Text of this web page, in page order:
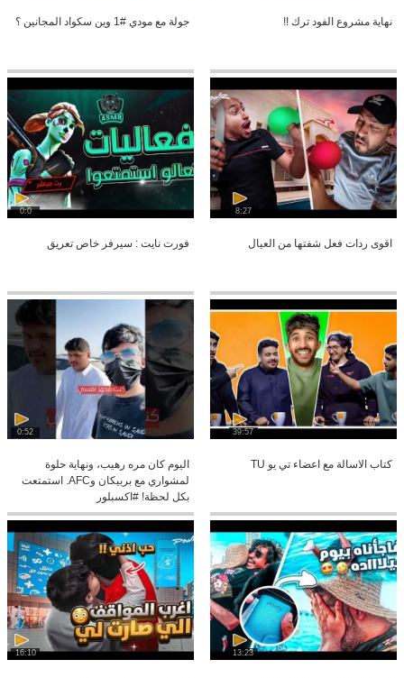
نهاية مشروع الفود ترك !! جولة مع مودي #1 وين سكواد المجانين ؟
8:27
اقوى ردات فعل شفتها من العيال
0:0
فورت نايت : سيرفر خاص تعريق
39:57
كتاب الاسالة مع اعضاء تي يو TU
0:52
اليوم كان مره رهيب، ونهاية حلوة
لمشواري مع بربيكان وAFC. استمتعت
بكل لحظة! #اكسبلور
13:23
16:10